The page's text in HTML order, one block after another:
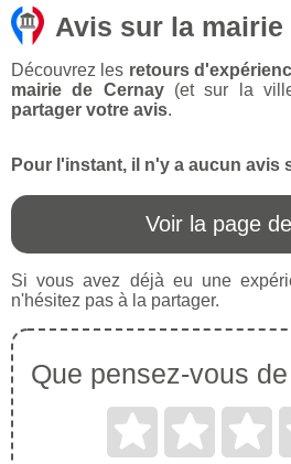
Avis sur la mairie
Découvrez les retours
mairie de Cernay(et sur la
partager votre avis.
Pour l'instant, il n'y a aucun avis
Voir la page
Si vous avez déjà eu une
n'hésitez pas à la partager.
Que pensez-vous